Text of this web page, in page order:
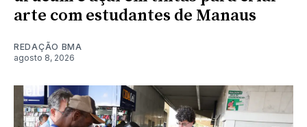
arte com estudantes de Manaus
REDAÇÃO BMA
agosto 8, 2026